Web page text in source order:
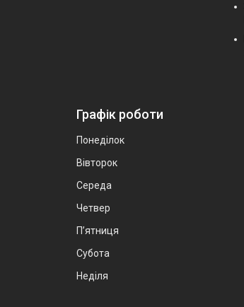
Графік роботи
Понеділок
Вівторок
Середа
Четвер
Пʼятниця
Субота
Неділя